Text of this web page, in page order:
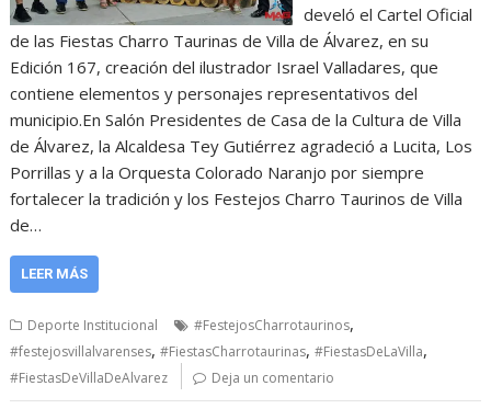
develó el Cartel Oficial
de las Fiestas Charro Taurinas de Villa de Álvarez, en su
Edición 167, creación del ilustrador Israel Valladares, que
contiene elementos y personajes representativos del
municipio.En Salón Presidentes de Casa de la Cultura de Villa
de Álvarez, la Alcaldesa Tey Gutiérrez agradeció a Lucita, Los
Porrillas y a la Orquesta Colorado Naranjo por siempre
fortalecer la tradición y los Festejos Charro Taurinos de Villa
de…
LEER MÁS
Deporte Institucional #FestejosCharrotaurinos,
#festejosvillalvarenses,#FiestasCharrotaurinas,#FiestasDeLaVilla,
#FiestasDeVillaDeAlvarez Deja un comentario